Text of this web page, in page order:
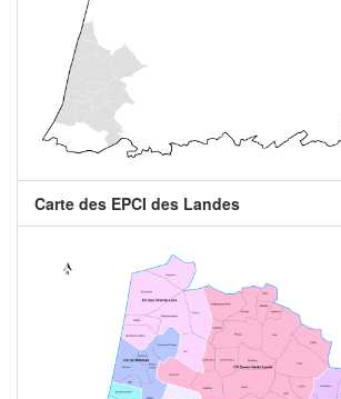
Carte des EPCI des Landes